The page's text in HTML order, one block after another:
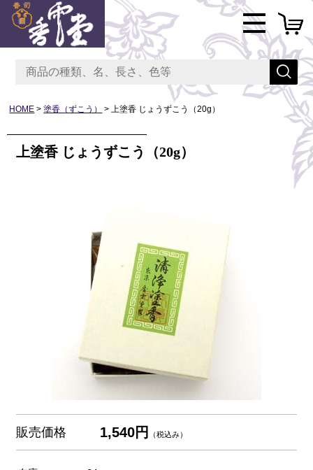
HOME 塗香（ずこう） 上塗香 じょうずこう（20g）
上塗香 じょうずこう（20g）
販売価格 1,540円 （税込み）